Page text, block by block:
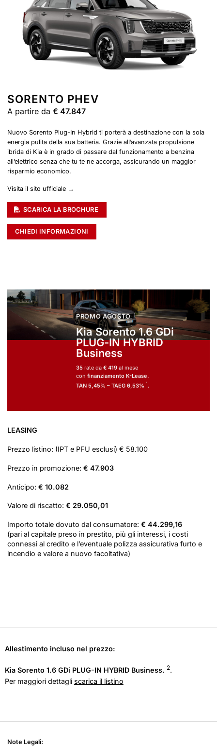
SORENTO PHEV
A partire da € 47.847
Nuovo Sorento Plug-In Hybrid ti porterà a destinazione con la sola
energia pulita della sua batteria. Grazie all’avanzata propulsione
ibrida di Kia è in grado di passare dal funzionamento a benzina
all’elettrico senza che tu te ne accorga, assicurando un maggior
risparmio economico.
Visita il sito ufficiale →
SCARICA LA BROCHURE
CHIEDI INFORMAZIONI
PROMO AGOSTO
Kia Sorento 1.6 GDi
PLUG-IN HYBRID
Business
35 rate da€ 419 al mese
confinanziamento K-Lease.
TAN 5,45% – TAEG 6,53% 1.
LEASING
Prezzo listino: (IPT e PFU esclusi) € 58.100
Prezzo in promozione: € 47.903
Anticipo: € 10.082
Valore di riscatto: € 29.050,01
Importo totale dovuto dal consumatore: € 44.299,16
(pari al capitale preso in prestito, più gli interessi, i costi
connessi al credito e l’eventuale polizza assicurativa furto e
incendio e valore a nuovo facoltativa)
Allestimento incluso nel prezzo:
Kia Sorento 1.6 GDi PLUG-IN HYBRID Business. 2.
Per maggiori dettagli scarica il listino
Note Legali: